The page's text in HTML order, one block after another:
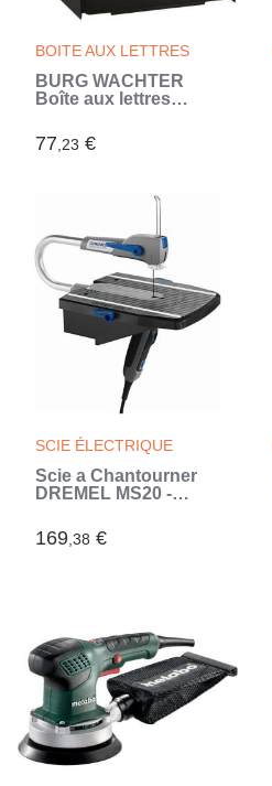
BOITE AUX LETTRES
BURG WACHTER
Boîte aux lettres
galvanisé - 1 porte -
Noir
77,23 €
SCIE ÉLECTRIQUE
Scie a Chantourner
DREMEL MS20 -
pour Coupes de
Précision dans
169,38 €